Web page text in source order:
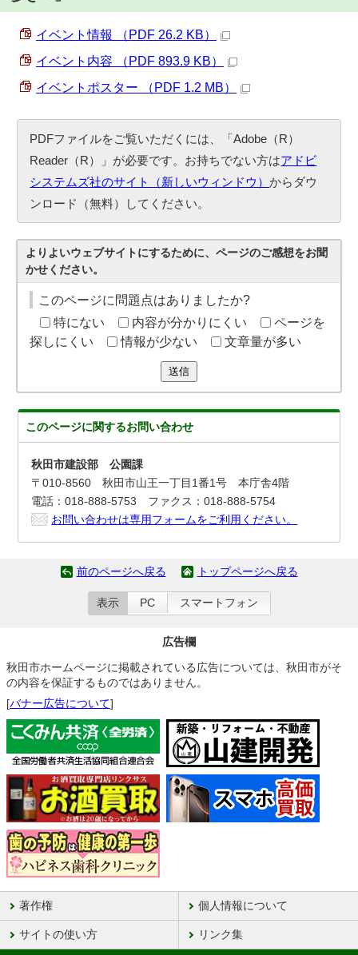
イベント情報 （PDF 26.2 KB）
イベント内容 （PDF 893.9 KB）
イベントポスター （PDF 1.2 MB）
PDFファイルをご覧いただくには、「Adobe（R）
Reader（R）」が必要です。お持ちでない方はアドビ
システムズ社のサイト（新しいウィンドウ）からダウ
ンロード（無料）してください。
よりよいウェブサイトにするために、ページのご感想をお聞
かせください。
このページに問題点はありましたか?
特にない
内容が分かりにくい
ページを
探しにくい
情報が少ない 文章量が多い
送信
このページに関するお問い合わせ
秋田市建設部 公園課
〒010-8560 秋田市山王一丁目1番1号 本庁舎4階
電話：018-888-5753 ファクス：018-888-5754
お問い合わせは専用フォームをご利用ください。
前のページへ戻る トップページへ戻る
表示 PC スマートフォン
広告欄
秋田市ホームページに掲載されている広告については、秋田市がそ
の内容を保証するものではありません。
[バナー広告について]
著作権 個人情報について
サイトの使い方 リンク集